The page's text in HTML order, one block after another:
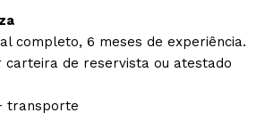
completo, 6 meses de experiência.
carteira de reservista ou atestado
transporte